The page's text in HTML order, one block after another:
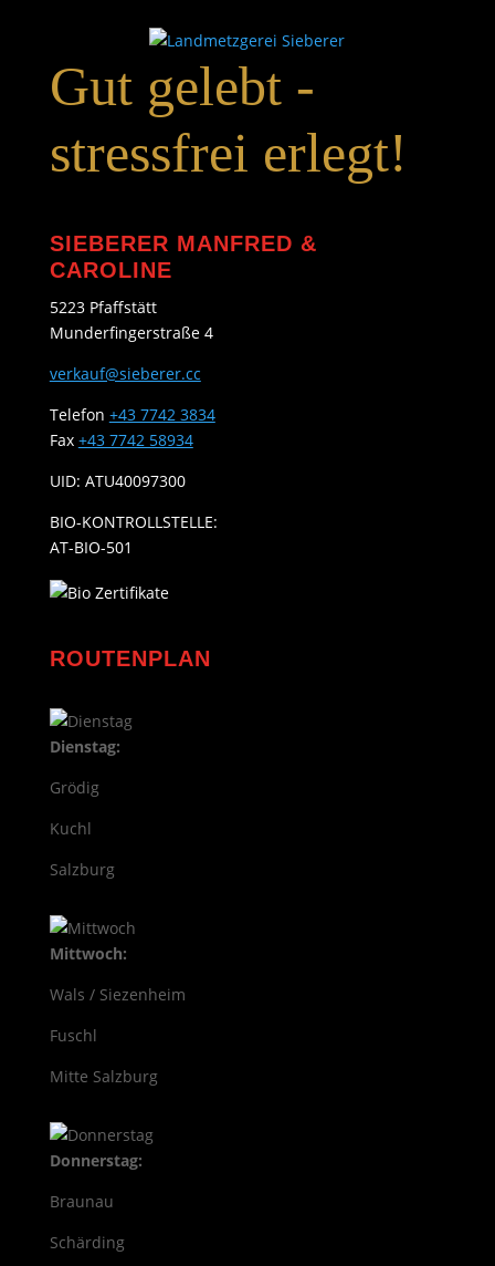
Gut gelebt -
stressfrei erlegt!
SIEBERER MANFRED &
CAROLINE
5223 Pfaffstätt
Munderfingerstraße 4
verkauf@sieberer.cc
Telefon +43 7742 3834
Fax +43 7742 58934
UID: ATU40097300
BIO-KONTROLLSTELLE:
AT-BIO-501
ROUTENPLAN
Dienstag:
Grödig
Kuchl
Salzburg
Mittwoch:
Wals / Siezenheim
Fuschl
Mitte Salzburg
Donnerstag:
Braunau
Schärding